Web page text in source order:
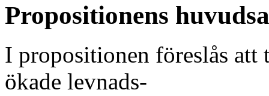
Propositionens
I propositionen föreslås att
ökade levnads-